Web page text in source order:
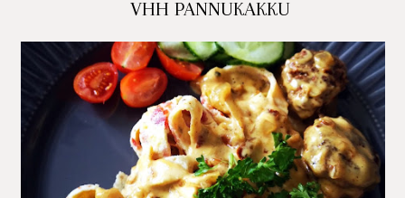
VHH PANNUKAKKU